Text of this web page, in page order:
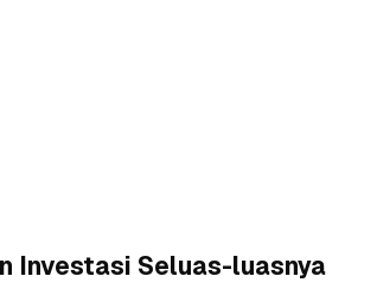
Investasi Seluas-luasnya